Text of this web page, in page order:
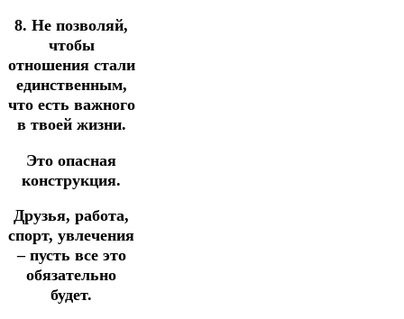
8. Не позволяй,
чтобы
отношения стали
единственным,
что есть важного
в твоей жизни.
Это опасная
конструкция.
Друзья, работа,
спорт, увлечения
– пусть все это
обязательно
будет.